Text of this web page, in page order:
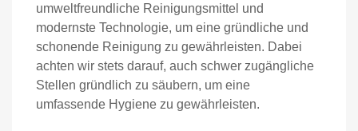
umweltfreundliche Reinigungsmittel und
modernste Technologie, um eine gründliche und
schonende Reinigung zu gewährleisten. Dabei
achten wir stets darauf, auch schwer zugängliche
Stellen gründlich zu säubern, um eine
umfassende Hygiene zu gewährleisten.